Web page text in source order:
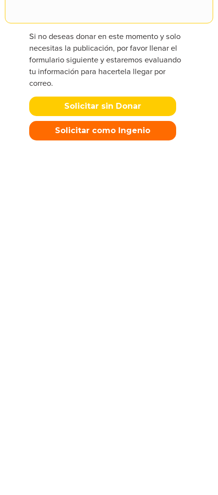
Si no deseas donar en este momento y solo
necesitas la publicación, por favor llenar el
formulario siguiente y estaremos evaluando
tu información para hacertela llegar por
correo.
Solicitar sin Donar
Solicitar como Ingenio